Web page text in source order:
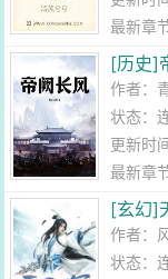
最新章
[历史]
作者：
状态：
更新时
最新章
[玄幻]
作者：
状态：